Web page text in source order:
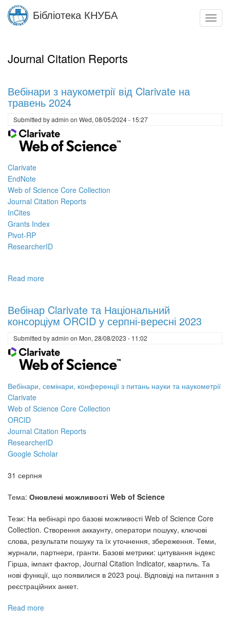
Skip
main
Бібліотека КНУБА
Journal Citation Reports
Вебінари з наукометрії від Clarivate на
травень 2024
Submitted byadmin on Wed, 08/05/2024 - 15:27
Clarivate
EndNote
Web of Science Core Collection
Journal Citation Reports
InCites
Grants Index
Pivot-RP
ResearcherID
Read more
наукометрії
від
Clarivate
травень
2024
Вебінар Clarivate та Національний
консорціум ORCID у серпні-вересні 2023
Submitted byadmin on Mon, 28/08/2023 - 11:02
Вебінари, семінари, конференції з питань науки та наукометрії
Clarivate
Web of Science Core Collection
ORCID
Journal Citation Reports
ResearcherID
Google Scholar
31 серпня
Тема: Оновлені можливості Web of Science
Тези: На вебінарі про базові можливості Web of Science Core
Collection. Створення аккаунту, оператори пошуку, ключові
слова, результати пошуку та їх уточнення, збереження. Теми,
журнали, партнери, гранти. Базові метрики: цитування індекс
Гірша, імпакт фактор, Journal Citation Indicator, квартиль. Та
нові функції, що появилися в 2023 році. Відповіді на питання з
реєстраційних анкет.
Read more